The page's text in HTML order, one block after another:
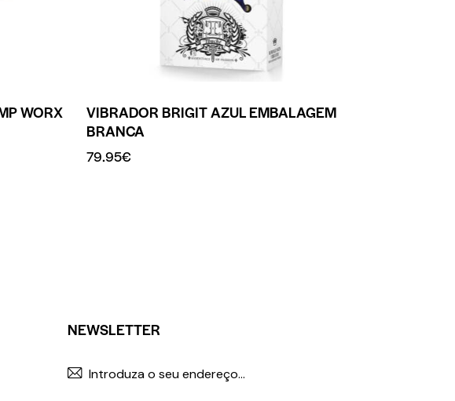
WORX
VIBRADOR BRIGIT AZUL EMBALAGEM
BRANCA
79.95€
NEWSLETTER